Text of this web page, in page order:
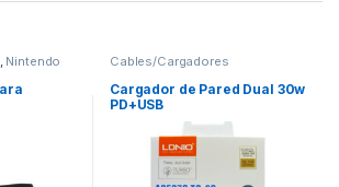
, Nintendo Cables/Cargadores
Cargador de Pared Dual 30w
PD+USB